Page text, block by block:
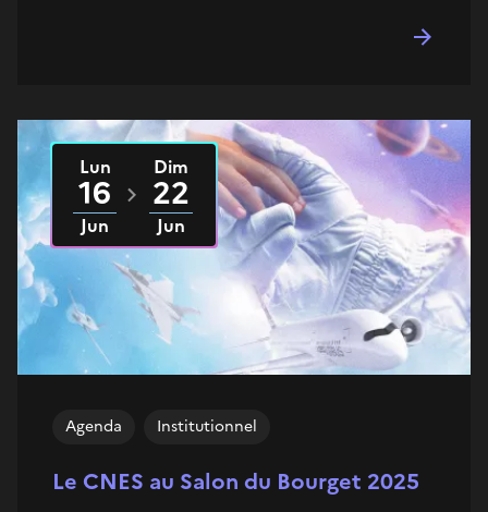
Le CNES au Salon du Bourget 2025
Agenda Institutionnel
Du
Lun
16
Jun
2025 au
Dim
22
Jun
2025